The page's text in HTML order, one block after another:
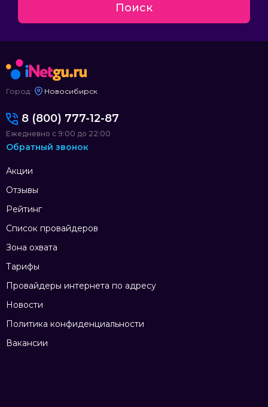
Поиск
Город: Новосибирск
Акции
Отзывы
Рейтинг
Список провайдеров
Зона охвата
Тарифы
Провайдеры интернета по адресу
Новости
Политика конфиденциальности
Вакансии
8 (800) 777-12-87
Ежедневно с 9:00 до 22:00
Обратный звонок